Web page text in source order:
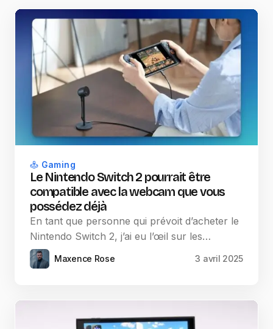
Gaming
Le Nintendo Switch 2 pourrait être
compatible avec la webcam que vous
possédez déjà
En tant que personne qui prévoit d’acheter le
Nintendo Switch 2, j’ai eu l’œil sur les…
Maxence Rose 3 avril 2025